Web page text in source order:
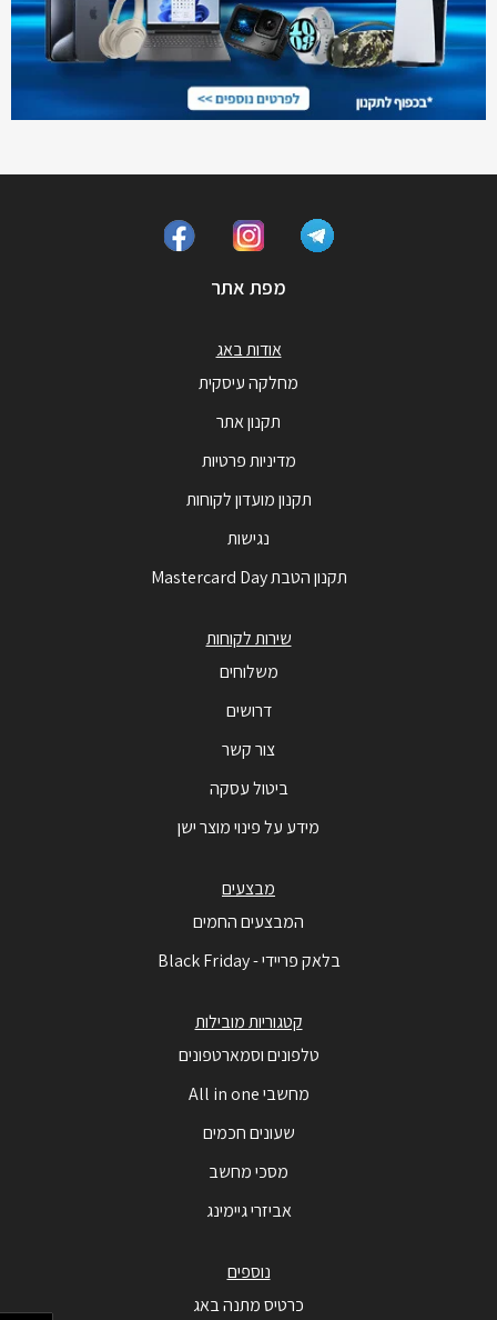
מפת אתר
אודות באג
מחלקה עיסקית
תקנון אתר
מדיניות פרטיות
תקנון מועדון לקוחות
נגישות
תקנון הטבת Mastercard Day
שירות לקוחות
משלוחים
דרושים
צור קשר
ביטול עסקה
מידע על פינוי מוצר ישן
מבצעים
המבצעים החמים
בלאק פריידי - Black Friday
קטגוריות מובילות
טלפונים וסמארטפונים
מחשבי All in one
שעונים חכמים
מסכי מחשב
אביזרי גיימינג
נוספים
כרטיס מתנה באג